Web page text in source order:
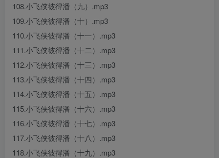
108.小飞侠彼得潘（九）.mp3
109.小飞侠彼得潘（十）.mp3
110.小飞侠彼得潘（十一）.mp3
111.小飞侠彼得潘（十二）.mp3
112.小飞侠彼得潘（十三）.mp3
113.小飞侠彼得潘（十四）.mp3
114.小飞侠彼得潘（十五）.mp3
115.小飞侠彼得潘（十六）.mp3
116.小飞侠彼得潘（十七）.mp3
117.小飞侠彼得潘（十八）.mp3
118.小飞侠彼得潘（十九）.mp3